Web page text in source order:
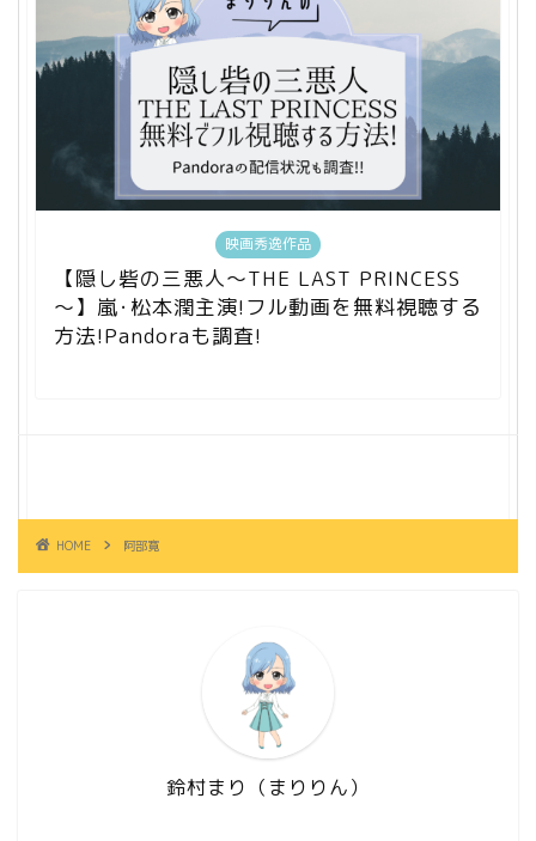
映画秀逸作品
【隠し砦の三悪人～THE LAST PRINCESS
～】嵐･松本潤主演!フル動画を無料視聴する
方法!Pandoraも調査!
HOME 阿部寛
鈴村まり（まりりん）